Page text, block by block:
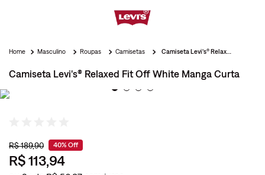
Masculino Roupas Camisetas
Camiseta Levi's® Relaxed Fit Off White Manga Curta
R$189,90 40% Off
R$113,94